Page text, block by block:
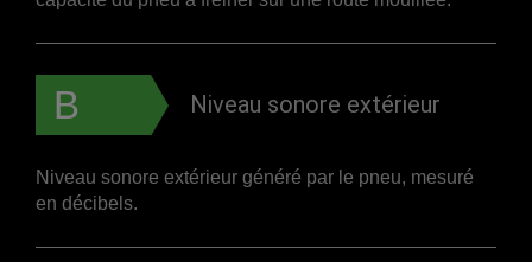
B Niveau sonore extérieur
Niveau sonore extérieur généré par le pneu, mesuré
en décibels.